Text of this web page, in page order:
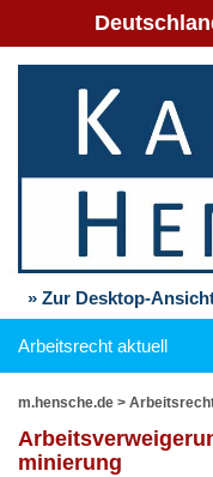
» Zur Desktop-
Arbeitsrecht aktuell
m.hensche.de > Arbeitsrecht
mi­nie­rung